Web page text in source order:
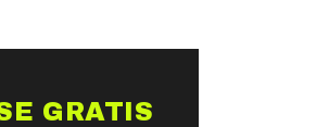
GRATIS